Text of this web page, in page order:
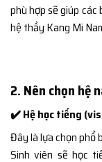
phù hợp sẽ giúp
hệ thầy Kang Mi
2. Nên chọn hệ
✔️ Hệ học tiếng
Đây là lựa chọn phổ
Sinh viên sẽ học